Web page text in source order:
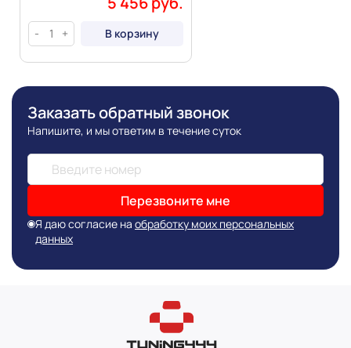
- + В корзину
Заказать обратный звонок
Напишите, и мы ответим в течение суток
Перезвоните мне
Я даю согласие на обработку моих персональных
данных